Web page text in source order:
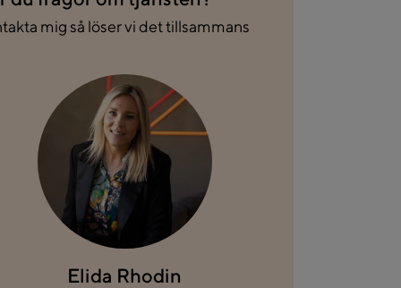
mig så löser vi det tillsammans
Elida Rhodin